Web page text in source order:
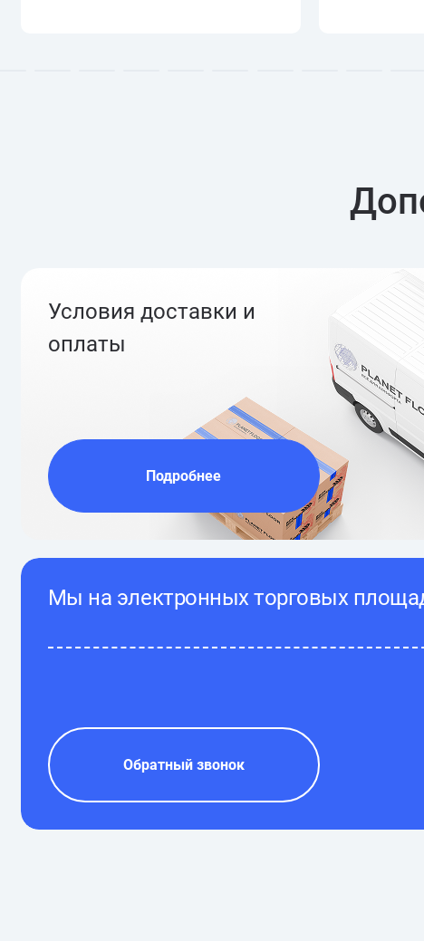
Условия доставки и
оплаты
Подробнее
Мы на электронных торговых
Обратный звонок